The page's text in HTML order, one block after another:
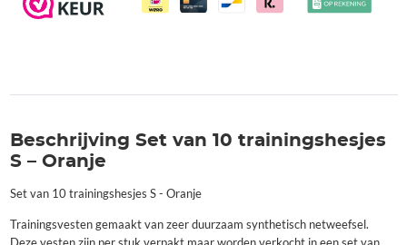
Beschrijving Set van 10 trainingshesjes
S – Oranje
Set van 10 trainingshesjes S - Oranje
Trainingsvesten gemaakt van zeer duurzaam synthetisch netweefsel.